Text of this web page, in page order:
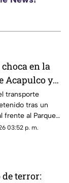
en la
Acapulco y
transporte
tras un
frente al Parque
03:52 p. m.
terror: